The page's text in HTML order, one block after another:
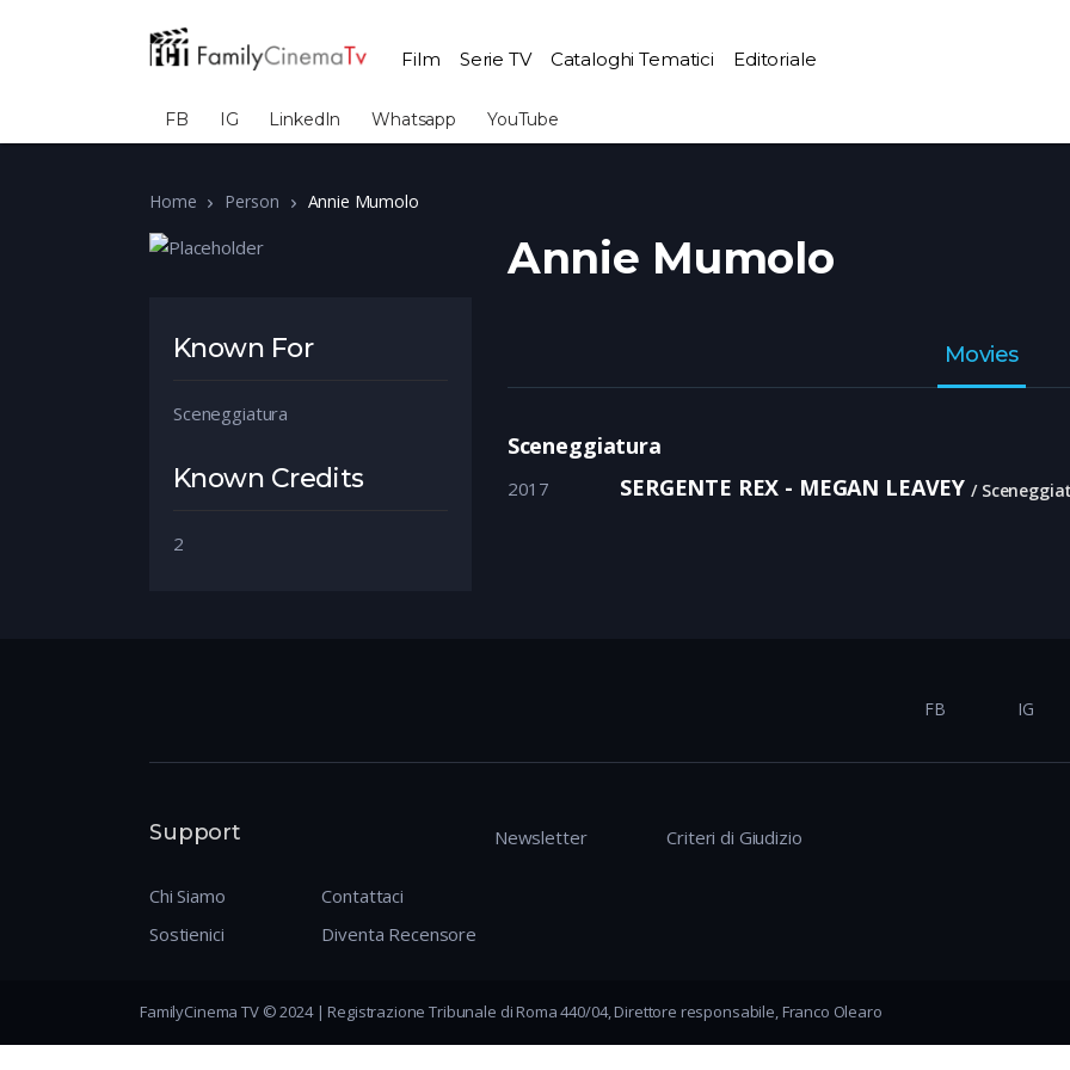
Film Serie TV Cataloghi Tematici Editoriale
FB IG LinkedIn Whatsapp YouTube
Home Person Annie Mumolo
Known For
Sceneggiatura
Known Credits
2
Annie Mumolo
Movies
Sceneggiatura
2017 SERGENTE REX - MEGAN LEAVEY
FB IG
Support
Chi Siamo
Sostienici
Contattaci
Diventa Recensore
Newsletter Criteri di Giudizio
FamilyCinema TV © 2024 | Registrazione Tribunale di Roma 440/04, Direttore responsabile, Franco Olearo